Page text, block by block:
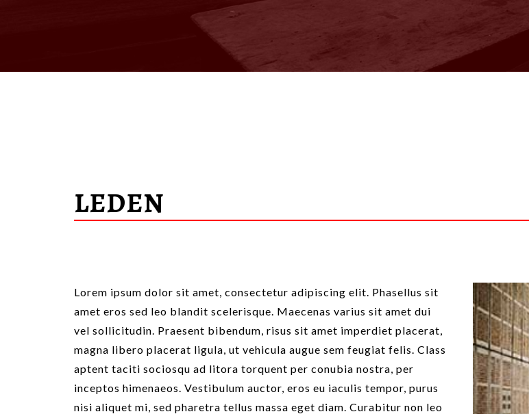
LEDEN
Lorem ipsum dolor sit amet, consectetur adipiscing elit. Phasellus sit
amet eros sed leo blandit scelerisque. Maecenas varius sit amet dui
vel sollicitudin. Praesent bibendum, risus sit amet imperdiet placerat,
magna libero placerat ligula, ut vehicula augue sem feugiat felis. Class
aptent taciti sociosqu ad litora torquent per conubia nostra, per
inceptos himenaeos. Vestibulum auctor, eros eu iaculis tempor, purus
nisi aliquet mi, sed pharetra tellus massa eget diam. Curabitur non leo